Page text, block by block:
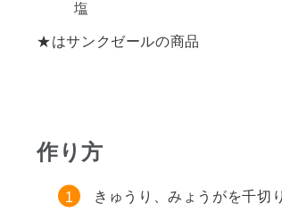
塩
★はサンクゼールの商品
作り方
きゅうり、みょうがを千切